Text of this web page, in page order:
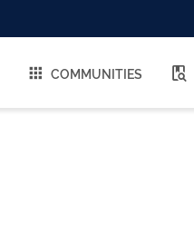
COMMUNITIES